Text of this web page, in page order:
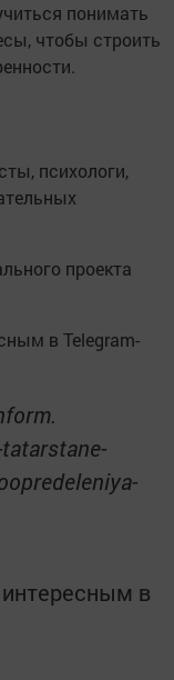
понимать
чтобы строить
психологи,
проекта
в Telegram-
в